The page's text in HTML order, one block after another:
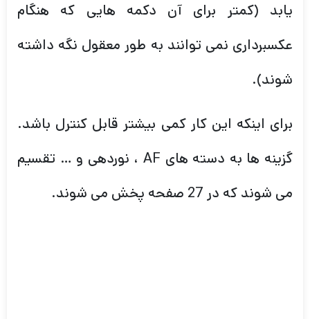
یابد (کمتر برای آن دکمه هایی که هنگام
عکسبرداری نمی توانند به طور معقول نگه داشته
شوند).
برای اینکه این کار کمی بیشتر قابل کنترل باشد.
گزینه ها به دسته های AF ، نوردهی و … تقسیم
می شوند که در 27 صفحه پخش می شوند.